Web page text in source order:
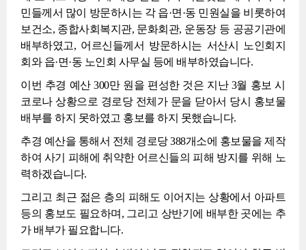
민들께서 많이 방문하시는 각 읍·면·동 민원실을 비롯하여
보건소, 종합사회복지관, 문화회관, 운동장 등 공공기관에
배부하였고, 어르신들께서 방문하시는 서산시 노인회지
회와 읍·면·동 노인회 사무실 등에 배부하였습니다.
이번 추경 예산 300만 원을 편성한 것은 지난 3월 홍보 시
코로나 상황으로 경로당 전체가 문을 닫아서 당시 홍보물
배부를 하지 못하였고 홍보를 하지 못했습니다.
추경 예산을 통해서 전체 경로당 388개소에 홍보물을 제작
하여 사기 피해에 취약한 어르신들의 피해 방지를 위해 노
력하겠습니다.
그리고 최근 젊은 층의 피해도 이어지는 상황에서 아파트
등의 홍보도 필요하며, 그리고 상반기에 배부한 곳에는 추
가 배부가 필요합니다.